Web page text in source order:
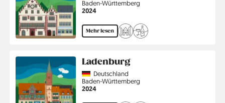
Region
Baden-Württemberg
Jahr
2024
Mehr lesen
Ladenburg
CountryDeutschland
Region
Baden-Württemberg
Jahr
2024